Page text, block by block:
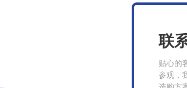
联
贴心的
参观，